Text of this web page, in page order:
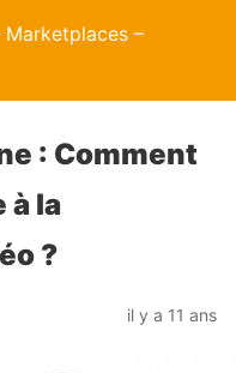
Marketplaces –
: Comment
à la
?
il y a 11 ans